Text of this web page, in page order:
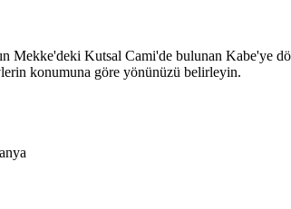
Mekke'deki Kutsal Cami'de bulunan Kabe'ye
konumuna göre yönünüzü belirleyin.